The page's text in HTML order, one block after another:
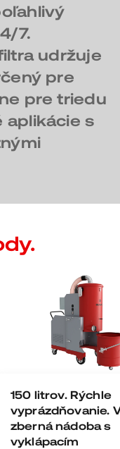
7.
udržuje
pre
pre triedu
aplikácie s
150 litrov. Rýchle
vyprázdňovanie.
zberná nádoba s
vyklápacím